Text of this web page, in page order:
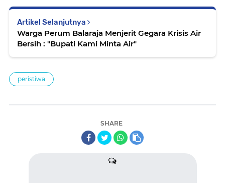
Artikel Selanjutnya
Warga Perum Balaraja Menjerit Gegara Krisis Air
Bersih : "Bupati Kami Minta Air"
peristiwa
SHARE